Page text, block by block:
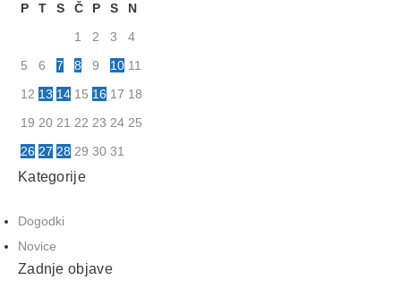
P
T S Č P S
N
1
2 3
4
5
6 7 8 9 10 11
12 13 14 15 16 17 18
19 20 21 22 23 24 25
26 27 28 29 30 31
Kategorije
Dogodki
Novice
Zadnje objave